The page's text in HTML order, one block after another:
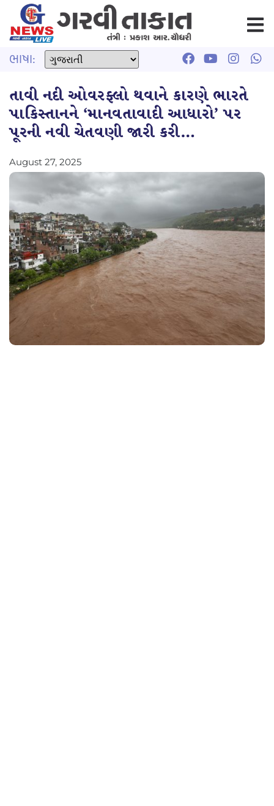
ભાષા:
તાવી નદી ઓવરફ્લો થવાને કારણે ભારતે
પાકિસ્તાનને ‘માનવતાવાદી આધારો’ પર
પૂરની નવી ચેતવણી જારી કરી…
August 27, 2025